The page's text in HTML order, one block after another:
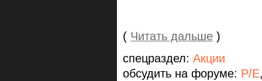
( Читать дальше )
спецраздел: Акции
обсудить на форуме: P/E